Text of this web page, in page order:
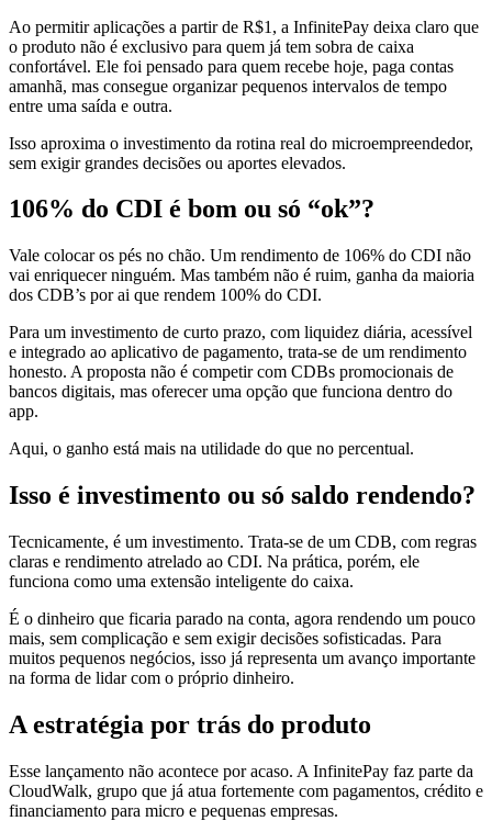
Ao permitir aplicações a partir de R$1, a InfinitePay deixa claro que
o produto não é exclusivo para quem já tem sobra de caixa
confortável. Ele foi pensado para quem recebe hoje, paga contas
amanhã, mas consegue organizar pequenos intervalos de tempo
entre uma saída e outra.
Isso aproxima o investimento da rotina real do microempreendedor,
sem exigir grandes decisões ou aportes elevados.
106% do CDI é bom ou só “ok”?
Vale colocar os pés no chão. Um rendimento de 106% do CDI não
vai enriquecer ninguém. Mas também não é ruim, ganha da maioria
dos CDB’s por ai que rendem 100% do CDI.
Para um investimento de curto prazo, com liquidez diária, acessível
e integrado ao aplicativo de pagamento, trata-se de um rendimento
honesto. A proposta não é competir com CDBs promocionais de
bancos digitais, mas oferecer uma opção que funciona dentro do
app.
Aqui, o ganho está mais na utilidade do que no percentual.
Isso é investimento ou só saldo rendendo?
Tecnicamente, é um investimento. Trata-se de um CDB, com regras
claras e rendimento atrelado ao CDI. Na prática, porém, ele
funciona como uma extensão inteligente do caixa.
É o dinheiro que ficaria parado na conta, agora rendendo um pouco
mais, sem complicação e sem exigir decisões sofisticadas. Para
muitos pequenos negócios, isso já representa um avanço importante
na forma de lidar com o próprio dinheiro.
A estratégia por trás do produto
Esse lançamento não acontece por acaso. A InfinitePay faz parte da
CloudWalk, grupo que já atua fortemente com pagamentos, crédito e
financiamento para micro e pequenas empresas.